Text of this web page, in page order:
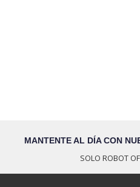
MANTENTE AL DÍA CON
SOLO ROBOT